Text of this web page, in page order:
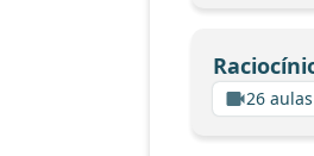
26 aulas